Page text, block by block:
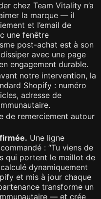
chez Team Vitality n’a
la marque — il
et l’email de
une fenêtre
post-achat est à son
avec une page
engagement durable.
notre intervention, la
Shopify : numéro
adresse de
de remerciement autour
Une ligne
: “Tu viens de
qui portent le maillot de
dynamiquement
et mis à jour chaque
transforme un
— et crée